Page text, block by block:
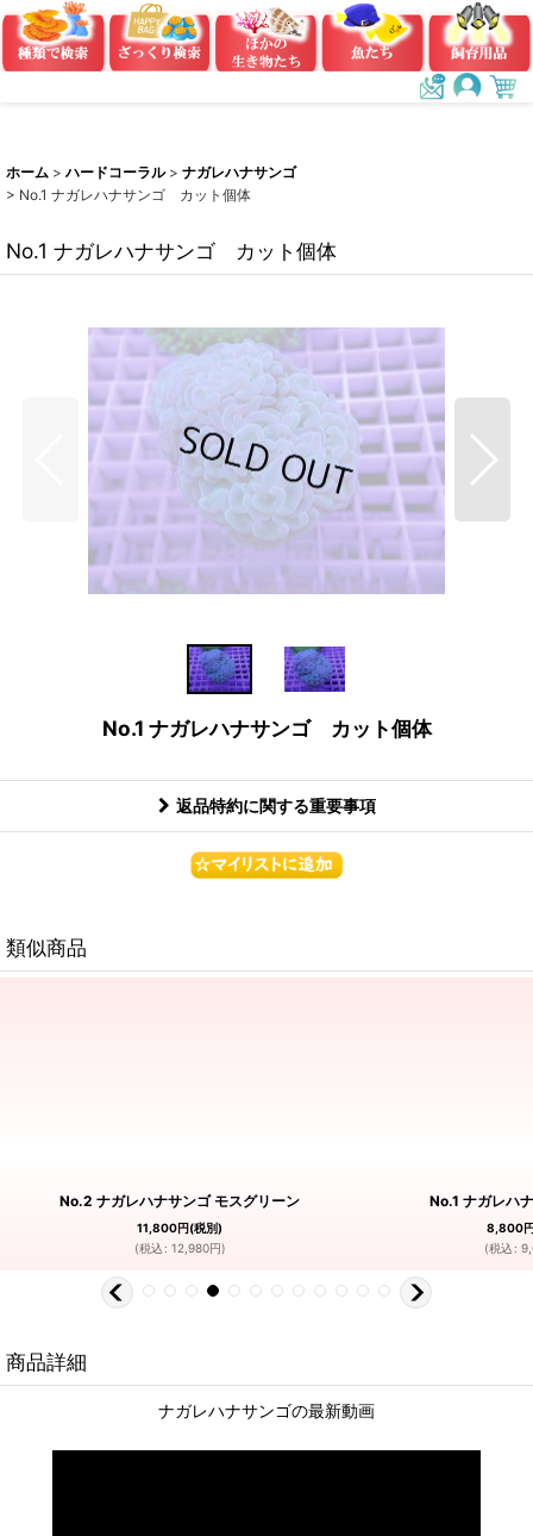
ホーム > ハードコーラル > ナガレハナサンゴ
> No.1 ナガレハナサンゴ カット個体
No.1 ナガレハナサンゴ カット個体
No.1 ナガレハナサンゴ カット個体
返品特約に関する重要事項
類似商品
No.2 ナガレハナサンゴ モスグリーン
11,800円(税別)
(税込 : 12,980円)
No.1 ナガレハ
8,800
(税込 :
商品詳細
ナガレハナサンゴの最新動画